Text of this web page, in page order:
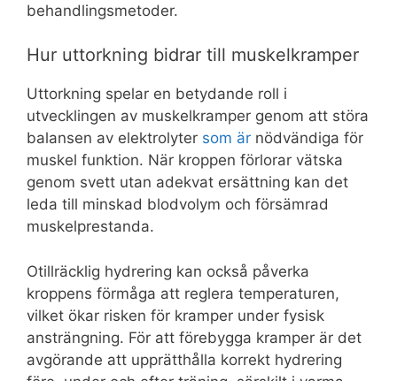
behandlingsmetoder.
Hur uttorkning bidrar till muskelkramper
Uttorkning spelar en betydande roll i
utvecklingen av muskelkramper genom att störa
balansen av elektrolyter som är nödvändiga för
muskel funktion. När kroppen förlorar vätska
genom svett utan adekvat ersättning kan det
leda till minskad blodvolym och försämrad
muskelprestanda.
Otillräcklig hydrering kan också påverka
kroppens förmåga att reglera temperaturen,
vilket ökar risken för kramper under fysisk
ansträngning. För att förebygga kramper är det
avgörande att upprätthålla korrekt hydrering